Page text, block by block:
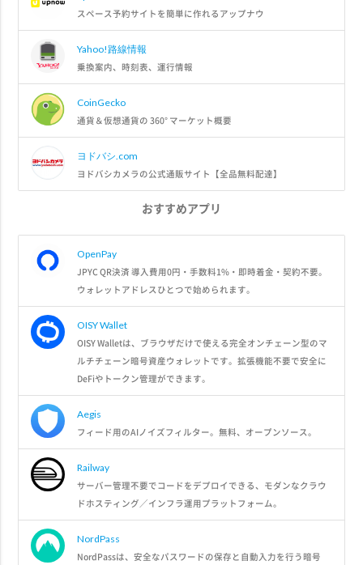
スペース予約サイトを簡単に作れるアップナウ
Yahoo!路線情報
乗換案内、時刻表、運行情報
CoinGecko
通貨＆仮想通貨の 360° マーケット概要
ヨドバシ.com
ヨドバシカメラの公式通販サイト【全品無料配達】
おすすめアプリ
OpenPay
JPYC QR決済 導入費用0円・手数料1%・即時着金・契約不要。
ウォレットアドレスひとつで始められます。
OISY Wallet
OISY Walletは、ブラウザだけで使える完全オンチェーン型のマ
ルチチェーン暗号資産ウォレットです。拡張機能不要で安全に
DeFiやトークン管理ができます。
Aegis
フィード用のAIノイズフィルター。無料、オープンソース。
Railway
サーバー管理不要でコードをデプロイできる、モダンなクラウ
ドホスティング／インフラ運用プラットフォーム。
NordPass
NordPassは、安全なパスワードの保存と自動入力を行う暗号